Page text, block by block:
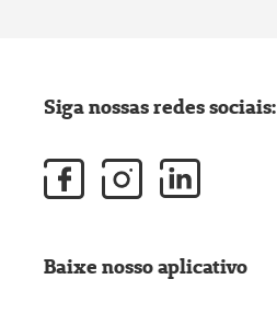
Siga nossas redes sociais:
Baixe nosso aplicativo